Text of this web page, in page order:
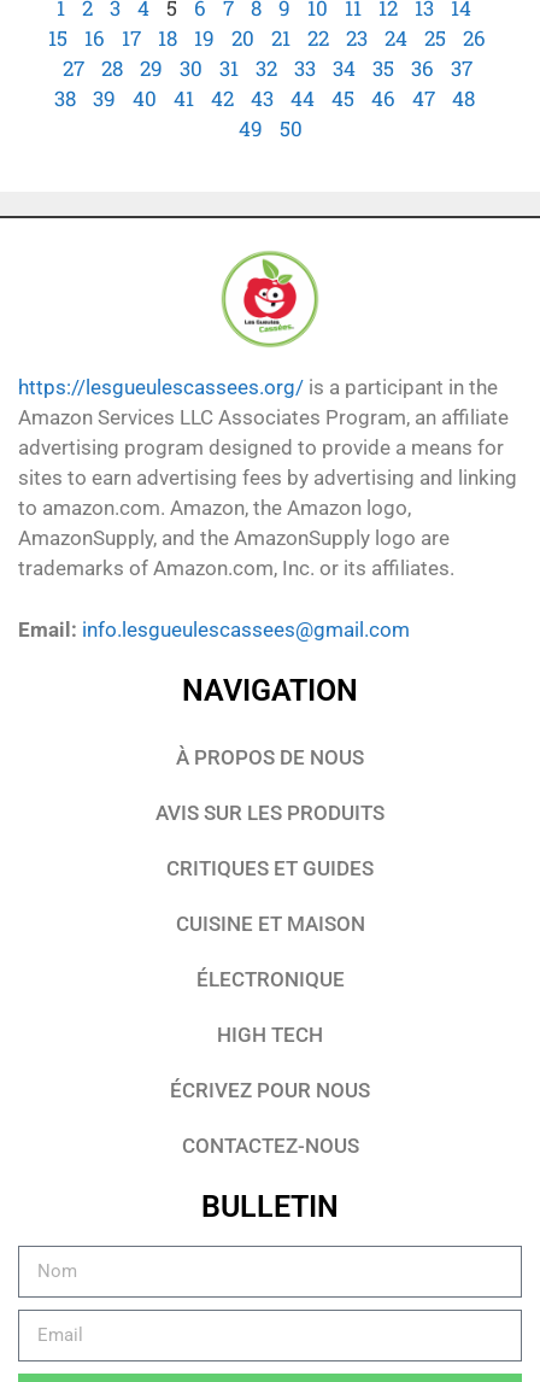
1 2 3 4 5 6 7 8 9 10 11 12 13
14
15
16 17 18 19 20 21 22 23 24 25
26
27
28 29 30 31 32 33 34 35 36
37
38
39 40 41 42 43 44 45 46 47
48
49
50
https://lesgueulescassees.org/ is a participant in the
Amazon Services LLC Associates Program, an affiliate
advertising program designed to provide a means for
sites to earn advertising fees by advertising and linking
to amazon.com. Amazon, the Amazon logo,
AmazonSupply, and the AmazonSupply logo are
trademarks of Amazon.com, Inc. or its affiliates.
Email: info.lesgueulescassees@gmail.com
NAVIGATION
À PROPOS DE NOUS
AVIS SUR LES PRODUITS
CRITIQUES ET GUIDES
CUISINE ET MAISON
ÉLECTRONIQUE
HIGH TECH
ÉCRIVEZ POUR NOUS
CONTACTEZ-NOUS
BULLETIN